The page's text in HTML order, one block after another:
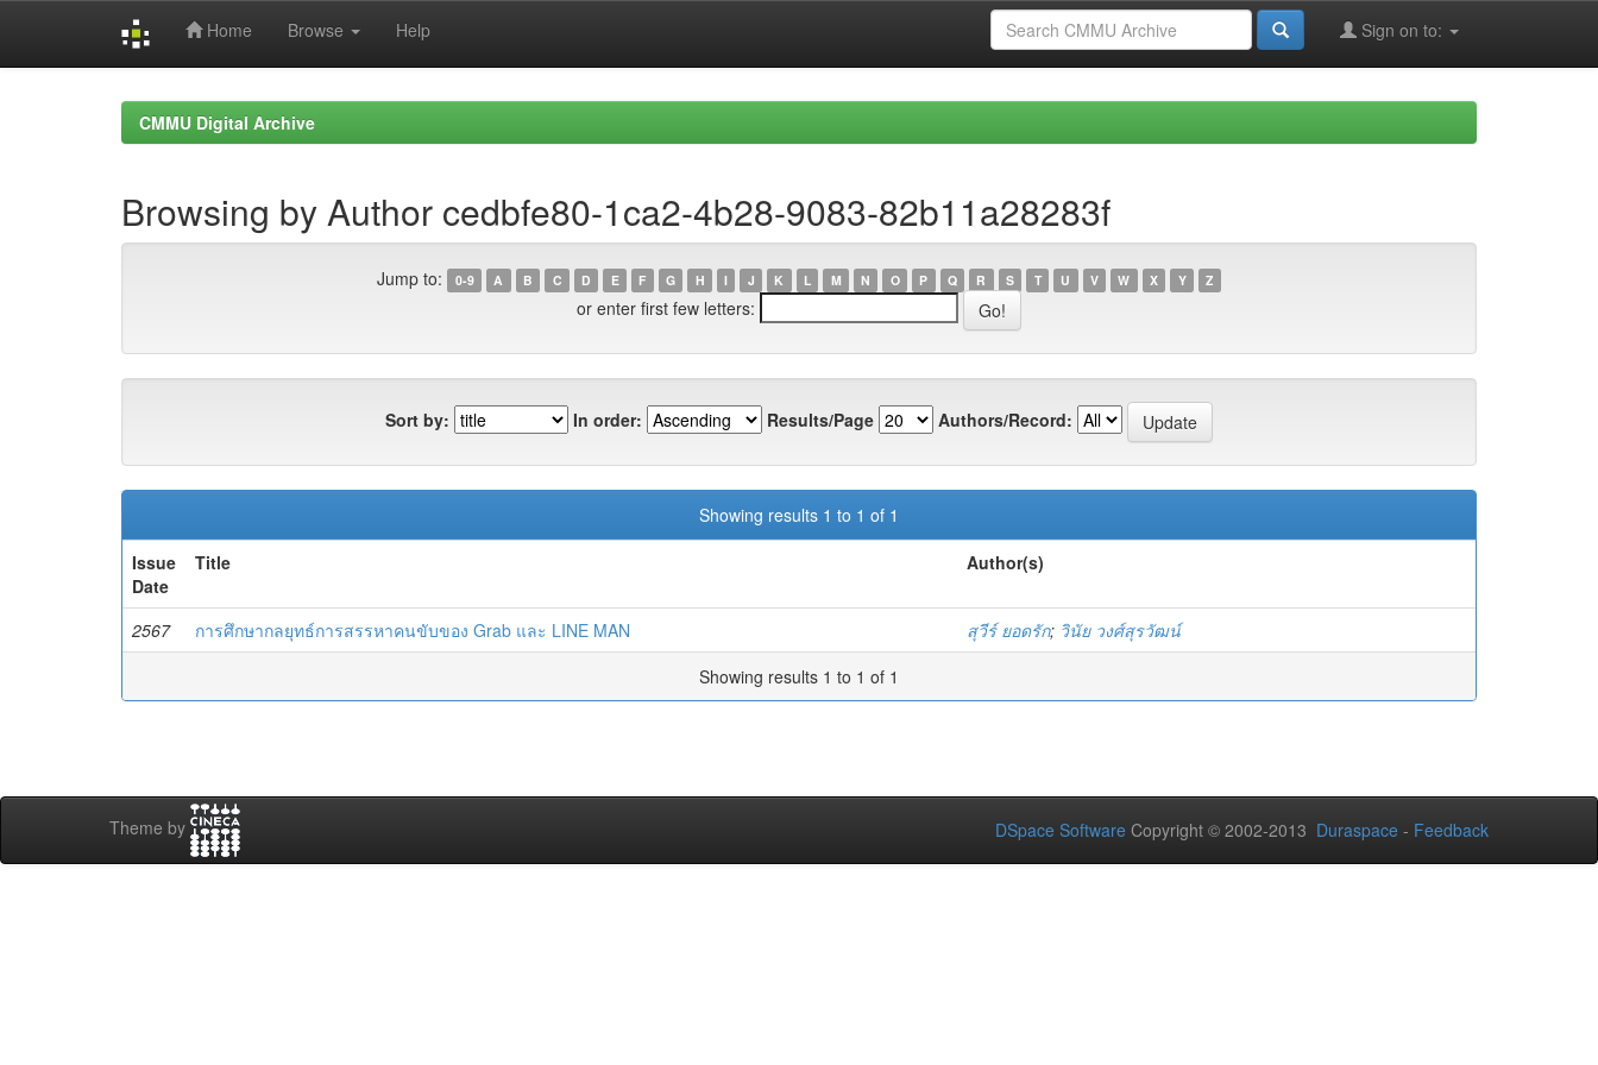
Home Browse Help Sign on to:
CMMU Digital Archive
Browsing by Author cedbfe80-1ca2-4b28-9083-82b11a28283f
Jump to: 0-9 A B C D E F G H I J K L M N O P Q R S T U V W X Y Z
or enter first few letters:
Sort by: In order: Results/Page Authors/Record:
Showing results 1 to 1 of 1
Issue
Date
Title Author(s)
2567 การศึกษากลยุทธ์การสรรหาคนขับของ Grab และ LINE MAN สุวีร์ ยอดรัก; วินัย วงศ์สุรวัฒน์
Showing results 1 to 1 of 1
Theme by DSpace Software Copyright © 2002-2013 Duraspace - Feedback